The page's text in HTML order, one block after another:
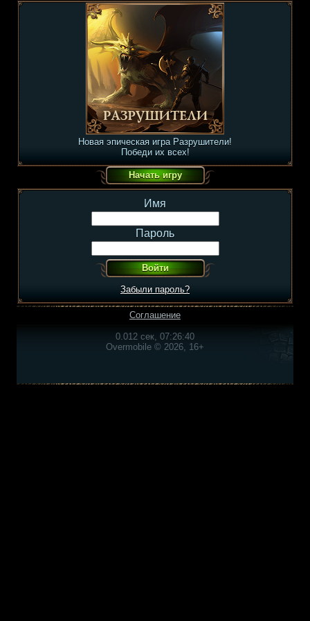
Новая эпическая игра Разрушители!
Победи их всех!
Имя
Пароль
Забыли пароль?
Соглашение
0.012 сек, 07:26:40
Overmobile © 2026, 16+